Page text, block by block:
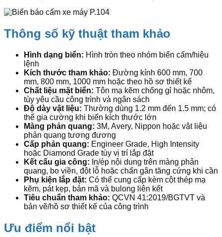
Thông số kỹ thuật tham khảo
Hình dạng biển: Hình tròn theo nhóm biển cấm/hiệu
lệnh
Kích thước tham khảo: Đường kính 600 mm, 700
mm, 800 mm, 1000 mm hoặc theo hồ sơ thiết kế
Chất liệu mặt biển: Tôn mạ kẽm chống gỉ hoặc nhôm,
tùy yêu cầu công trình và ngân sách
Độ dày vật liệu: Thường dùng 1.2 mm đến 1.5 mm; có
thể gia cường khi biển kích thước lớn
Màng phản quang: 3M, Avery, Nippon hoặc vật liệu
phản quang tương đương
Cấp phản quang: Engineer Grade, High Intensity
hoặc Diamond Grade tùy vị trí lắp đặt
Kết cấu gia công: In/ép nội dung trên màng phản
quang, bo viền, đột lỗ hoặc chấn gân tăng cứng khi cần
Phụ kiện lắp đặt: Có thể cung cấp kèm cột thép mạ
kẽm, pát kẹp, bản mã và bulong liên kết
Tiêu chuẩn tham khảo: QCVN 41:2019/BGTVT và
bản vẽ/hồ sơ thiết kế của công trình
Ưu điểm nổi bật